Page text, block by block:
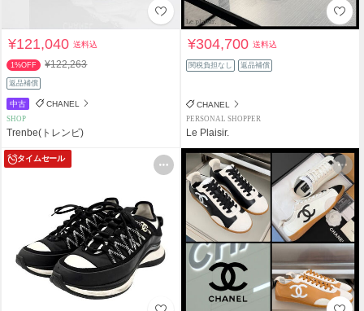
¥121,040送料込
1%OFF ¥122,263
返品補償
中古 CHANEL
SHOP
Trenbe(トレンビ)
¥304,700送料込
関税負担なし 返品補償
CHANEL
PERSONAL SHOPPER
Le Plaisir.
タイムセール